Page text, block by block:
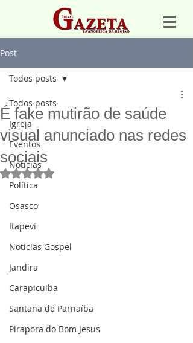
Post
Todos posts
Igreja
Eventos
Notícias
Política
Osasco
Itapevi
Noticias Gospel
Jandira
Carapicuiba
Santana de Parnaíba
Pirapora do Bom Jesus
Todos posts
É fake mutirão de saúde
visual anunciado nas redes
sociais
Avaliado com NaN de 5 estrelas.